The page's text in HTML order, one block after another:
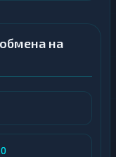
на